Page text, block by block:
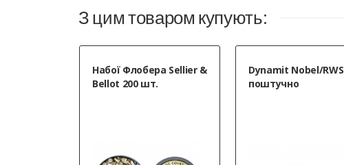
З цим товаром купують:
Набої Флобера Sellier &
Bellot 200 шт.
Dynamit Nobel/RWS
поштучно